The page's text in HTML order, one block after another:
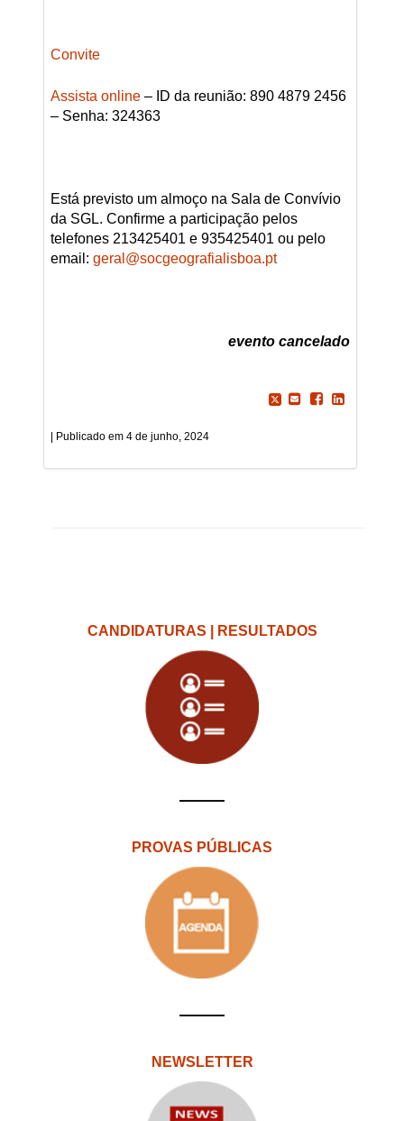
Convite
Assista online– ID da reunião: 890 4879 2456
– Senha: 324363
Está previsto um almoço na Sala de Convívio
da SGL. Confirme a participação pelos
telefones 213425401 e 935425401 ou pelo
email: geral@socgeografialisboa.pt
evento cancelado
4 de junho, 2024
CANDIDATURAS | RESULTADOS
PROVAS PÚBLICAS
NEWSLETTER